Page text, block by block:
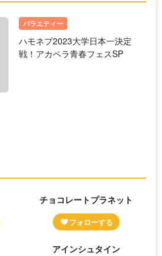
バラエティー
ハモネプ2023大学日本一決定
戦！アカペラ青春フェスSP
チョコレートプラネット
アインシュタイン